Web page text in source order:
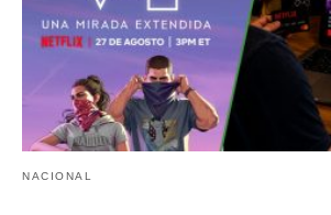
NACIONAL